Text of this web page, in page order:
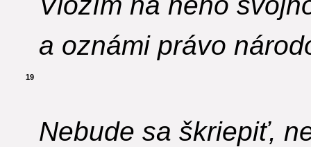
a oznámi právo
19
Nebude sa škriepiť,